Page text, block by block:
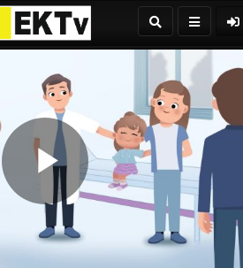
Play